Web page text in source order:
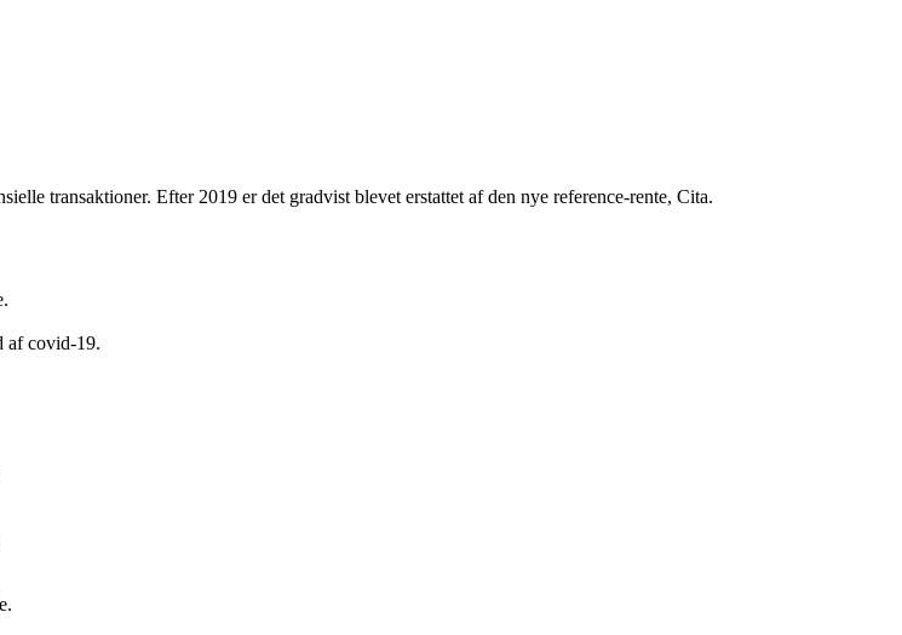
transaktioner. Efter 2019 er det gradvist blevet erstattet af den nye reference-rente, Cita.
af covid-19.